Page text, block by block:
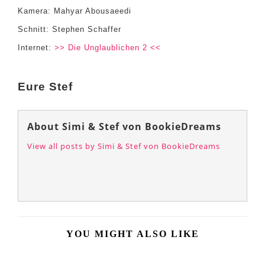
Kamera: Mahyar Abousaeedi
Schnitt: Stephen Schaffer
Internet: >> Die Unglaublichen 2 <<
Eure Stef
About Simi & Stef von BookieDreams
View all posts by Simi & Stef von BookieDreams
YOU MIGHT ALSO LIKE